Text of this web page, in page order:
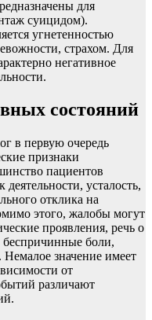
для
суицидом).
угнетенностью
страхом. Для
негативное
состояний
в первую очередь
признаки
пациентов
усталость,
отклика на
этого, жалобы могут
проявления, речь о
боли,
значение имеет
от
различают